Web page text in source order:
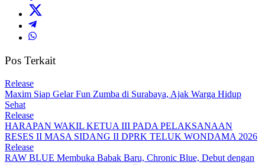
Pos Terkait
Release
Maxim Siap Gelar Fun Zumba di Surabaya, Ajak Warga Hidup
Sehat
Release
HARAPAN WAKIL KETUA III PADA PELAKSANAAN
RESES II MASA SIDANG II DPRK TELUK WONDAMA 2026
Release
RAW BLUE Membuka Babak Baru, Chronic Blue, Debut dengan